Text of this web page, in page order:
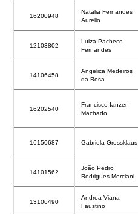
16200948
Natalia Fernandes
Aurelio
12103802
Luiza Pacheco
Fernandes
14106458
Angelica Medeiros
da Rosa
16202540
Francisco Ianzer
Machado
16150687 Gabriela Grossklaus
14101562
João Pedro
Rodrigues Morciani
13106490
Andrea Viana
Faustino